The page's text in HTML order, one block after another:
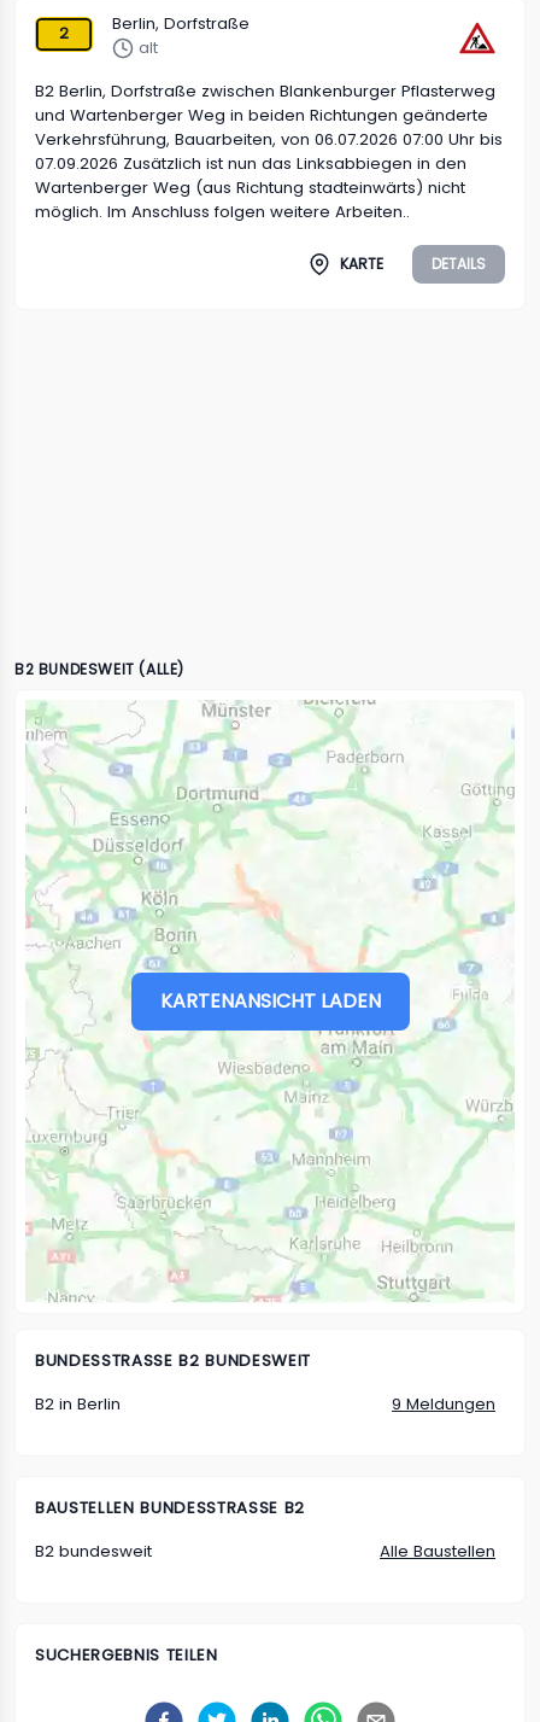
2
Berlin, Dorfstraße
alt
B2 Berlin, Dorfstraße zwischen Blankenburger Pflasterweg
und Wartenberger Weg in beiden Richtungen geänderte
Verkehrsführung, Bauarbeiten, von 06.07.2026 07:00 Uhr bis
07.09.2026 Zusätzlich ist nun das Linksabbiegen in den
Wartenberger Weg (aus Richtung stadteinwärts) nicht
möglich. Im Anschluss folgen weitere Arbeiten..
KARTE DETAILS
B2 BUNDESWEIT (ALLE)
KARTENANSICHT LADEN
BUNDESSTRASSE B2 BUNDESWEIT
B2 in Berlin
9 Meldungen
BAUSTELLENBUNDESSTRASSE B2
B2 bundesweit
Alle Baustellen
SUCHERGEBNIS TEILEN